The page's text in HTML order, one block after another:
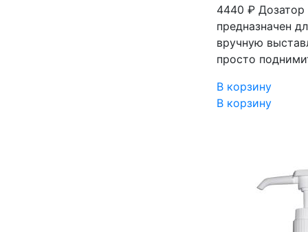
4440 ₽ Дозатор
предназначен
вручную
просто
В корзину
В корзину